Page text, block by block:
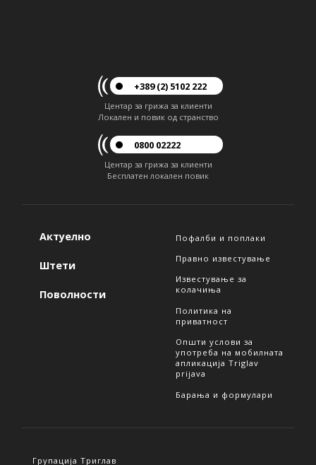
+389 (2) 5102 222
Центар за грижа за клиенти
Локален и повик од странство
0800 02222
Центар за грижа за клиенти
Бесплатен локален повик
Актуелно
Штети
Поволности
Пофалби и поплаки
Правно известување
Известување за
колачиња
Политика на
приватност
Општи услови за
употреба на мобилната
апликација Triglav
prijava
Барања и формулари
Групација Триглав